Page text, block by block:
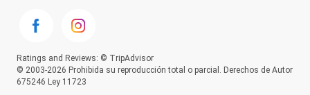
Ratings and Reviews: © TripAdvisor
© 2003-2026 Prohibida su reproducción total o parcial. Derechos de Autor
675246 Ley 11723